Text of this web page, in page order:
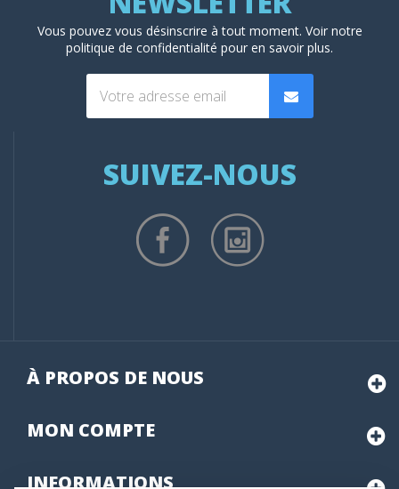
Vous pouvez vous désinscrire à tout moment. Voir notre
politique de confidentialité pour en savoir plus.
SUIVEZ-NOUS
À PROPOS DE NOUS
MON COMPTE
INFORMATIONS